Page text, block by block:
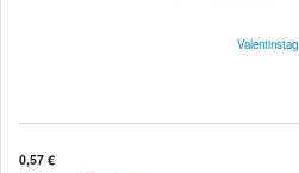
Valentinstag
0,57 €